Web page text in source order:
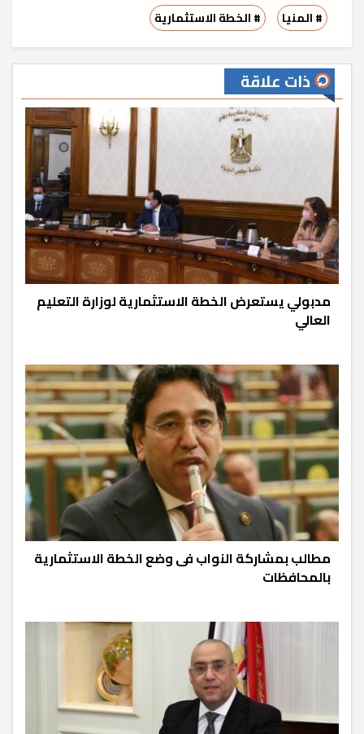
# المنيا # الخطة الاستثمارية
ذات علاقة
مدبولي يستعرض الخطة الاستثمارية لوزارة التعليم
العالي
مطالب بمشاركة النواب فى وضع الخطة الاستثمارية
بالمحافظات